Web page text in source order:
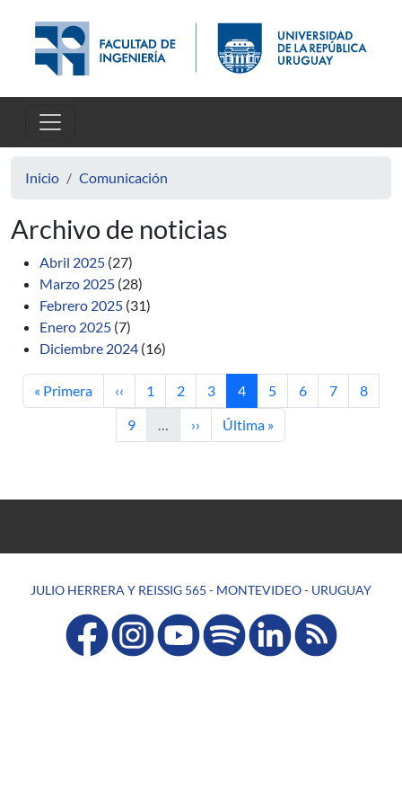
Inicio Comunicación
Archivo de noticias
Abril 2025 (27)
Marzo 2025 (28)
Febrero 2025 (31)
Enero 2025 (7)
Diciembre 2024 (16)
Primera página
« Primera Página anterior
‹‹ Página
1 Página
2 Página
3 Página actual
4 Página
5 Página
6 Página
7 Página
8
Página
9 … Siguiente página
›› Última página
Última »
JULIO HERRERA Y REISSIG 565 - MONTEVIDEO - URUGUAY